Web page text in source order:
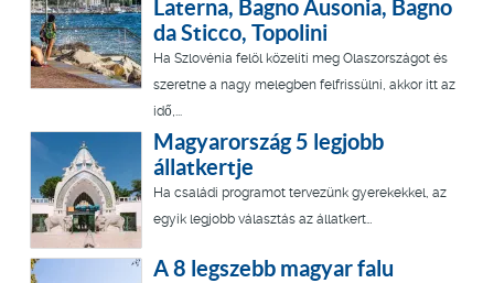
Laterna, Bagno Ausonia, Bagno
da Sticco, Topolini
Ha Szlovénia felöl közelíti meg Olaszországot és
szeretne a nagy melegben felfrissülni, akkor itt az
idő,...
Magyarország 5 legjobb
állatkertje
Ha családi programot tervezünk gyerekekkel, az
egyik legjobb választás az állatkert…
A 8 legszebb magyar falu